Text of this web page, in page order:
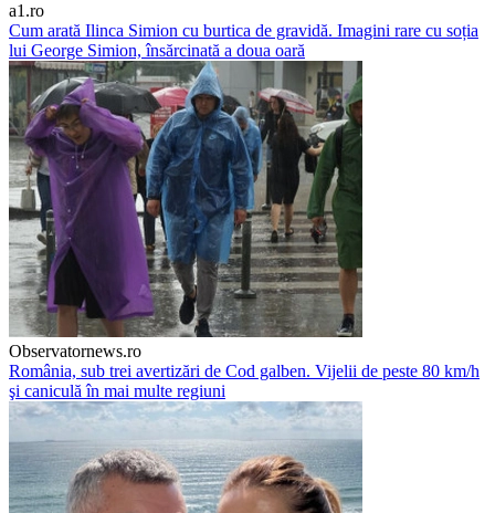
a1.ro
Cum arată Ilinca Simion cu burtica de gravidă. Imagini rare cu soția
lui George Simion, însărcinată a doua oară
Observatornews.ro
România, sub trei avertizări de Cod galben. Vijelii de peste 80 km/h
şi caniculă în mai multe regiuni